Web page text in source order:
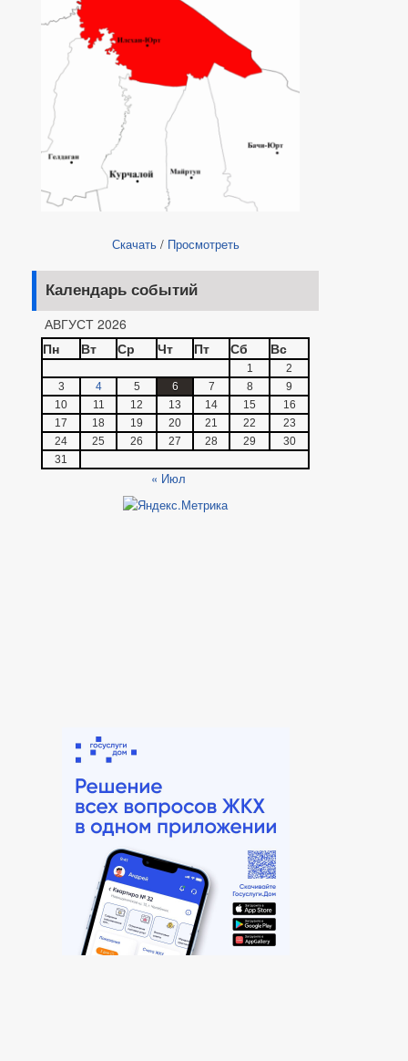
Скачать/ Просмотреть
Календарь событий
АВГУСТ 2026
Пн
Вт Ср Чт Пт Сб Вс
1
2
3
4 5 6 7 8
9
10
11 12 13 14 15
16
17
18 19 20 21 22
23
24
25 26 27 28 29
30
31
« Июл